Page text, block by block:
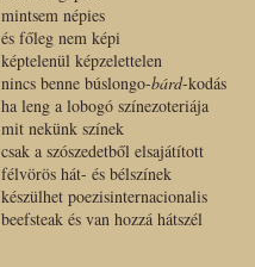
mintsem népies
és főleg nem képi
képtelenül képzelettelen
nincs benne búslongo-bárd-kodás
ha leng a lobogó színezoteriája
mit nekünk színek
csak a szószedetből elsajátított
félvörös hát- és bélszínek
készülhet poezisinternacionalis
beefsteak és van hozzá hátszél